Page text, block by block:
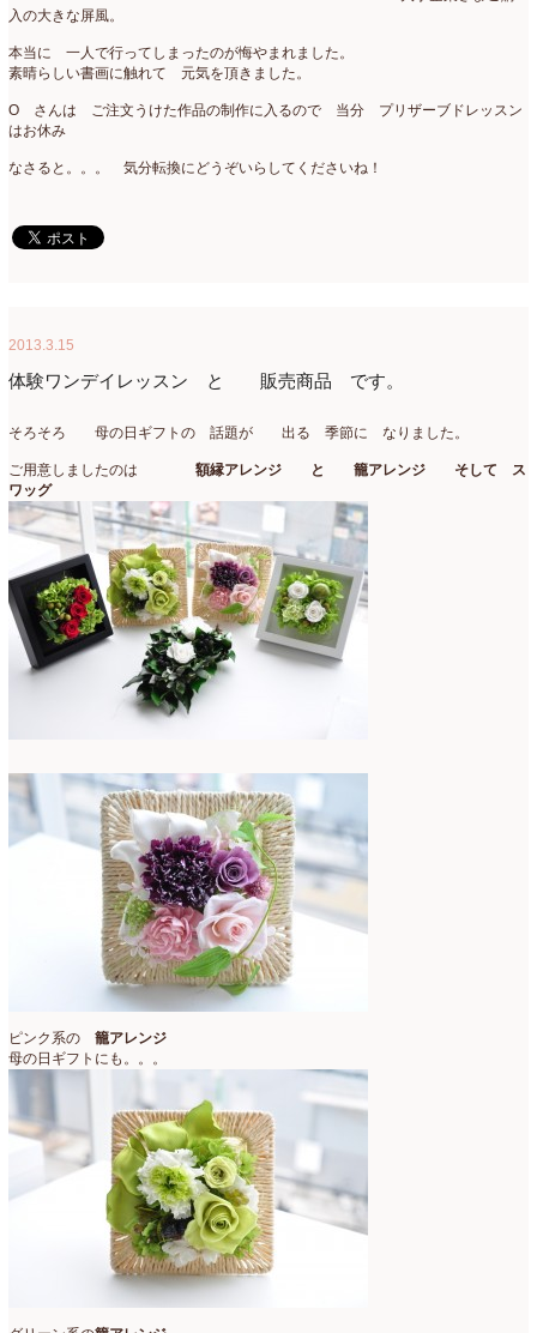
入の大きな屏風。
本当に 一人で行ってしまったのが悔やまれました。
素晴らしい書画に触れて 元気を頂きました。
O さんは ご注文うけた作品の制作に入るので 当分 プリザーブドレッスン
はお休み
なさると。。。 気分転換にどうぞいらしてくださいね！
2013.3.15
体験ワンデイレッスン と 販売商品 です。
そろそろ 母の日ギフトの 話題が 出る 季節に なりました。
ご用意しましたのは
額縁アレンジ と 籠アレンジ そして ス
ワッグ
ピンク系の 籠アレンジ
母の日ギフトにも。。。